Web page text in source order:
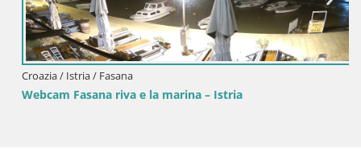
Croazia / Istria / Fasana
Webcam Fasana riva e la marina – Istria